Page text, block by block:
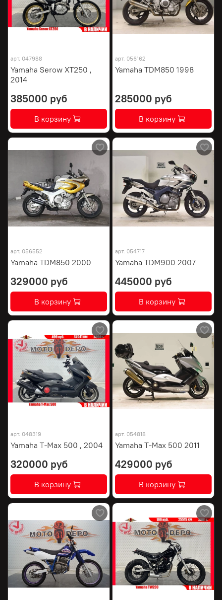
арт. 047988
Yamaha Serow XT250 ,
2014
385000 руб
В корзину
арт. 056162
Yamaha TDM850 1998
285000 руб
В корзину
арт. 056552
Yamaha TDM850 2000
329000 руб
В корзину
арт. 054717
Yamaha TDM900 2007
445000 руб
В корзину
арт. 048319
Yamaha T-Max 500 , 2004
320000 руб
В корзину
арт. 054818
Yamaha T-Max 500 2011
429000 руб
В корзину